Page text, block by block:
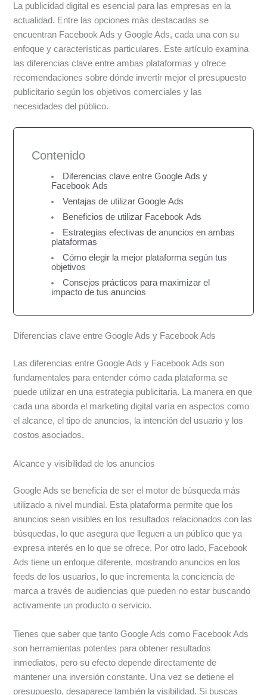
La publicidad digital es esencial para las empresas en la
actualidad. Entre las opciones más destacadas se
encuentran Facebook Ads y Google Ads, cada una con su
enfoque y características particulares. Este artículo examina
las diferencias clave entre ambas plataformas y ofrece
recomendaciones sobre dónde invertir mejor el presupuesto
publicitario según los objetivos comerciales y las
necesidades del público.
Contenido
Diferencias clave entre Google Ads y
Facebook Ads
Ventajas de utilizar Google Ads
Beneficios de utilizar Facebook Ads
Estrategias efectivas de anuncios en ambas
plataformas
Cómo elegir la mejor plataforma según tus
objetivos
Consejos prácticos para maximizar el
impacto de tus anuncios
Diferencias clave entre Google Ads y Facebook Ads
Las diferencias entre Google Ads y Facebook Ads son
fundamentales para entender cómo cada plataforma se
puede utilizar en una estrategia publicitaria. La manera en que
cada una aborda el marketing digital varía en aspectos como
el alcance, el tipo de anuncios, la intención del usuario y los
costos asociados.
Alcance y visibilidad de los anuncios
Google Ads se beneficia de ser el motor de búsqueda más
utilizado a nivel mundial. Esta plataforma permite que los
anuncios sean visibles en los resultados relacionados con las
búsquedas, lo que asegura que lleguen a un público que ya
expresa interés en lo que se ofrece. Por otro lado, Facebook
Ads tiene un enfoque diferente, mostrando anuncios en los
feeds de los usuarios, lo que incrementa la conciencia de
marca a través de audiencias que pueden no estar buscando
activamente un producto o servicio.
Tienes que saber que tanto Google Ads como Facebook Ads
son herramientas potentes para obtener resultados
inmediatos, pero su efecto depende directamente de
mantener una inversión constante. Una vez se detiene el
presupuesto, desaparece también la visibilidad. Si buscas